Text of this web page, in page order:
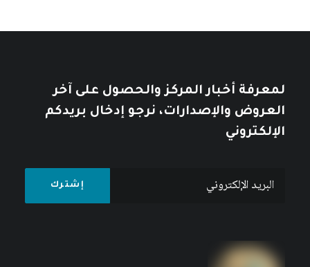
لمعرفة أخبار المركز والحصول على آخر
العروض والإصدارات، نرجو إدخال بريدكم
الإلكتروني